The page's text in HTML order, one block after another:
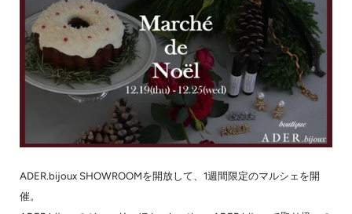
ADER.bijoux SHOWROOMを開放して、1週間限定のマルシェを開
催。